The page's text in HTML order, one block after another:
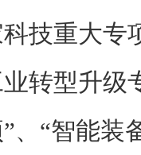
技重大专
转型升级
、“智能装